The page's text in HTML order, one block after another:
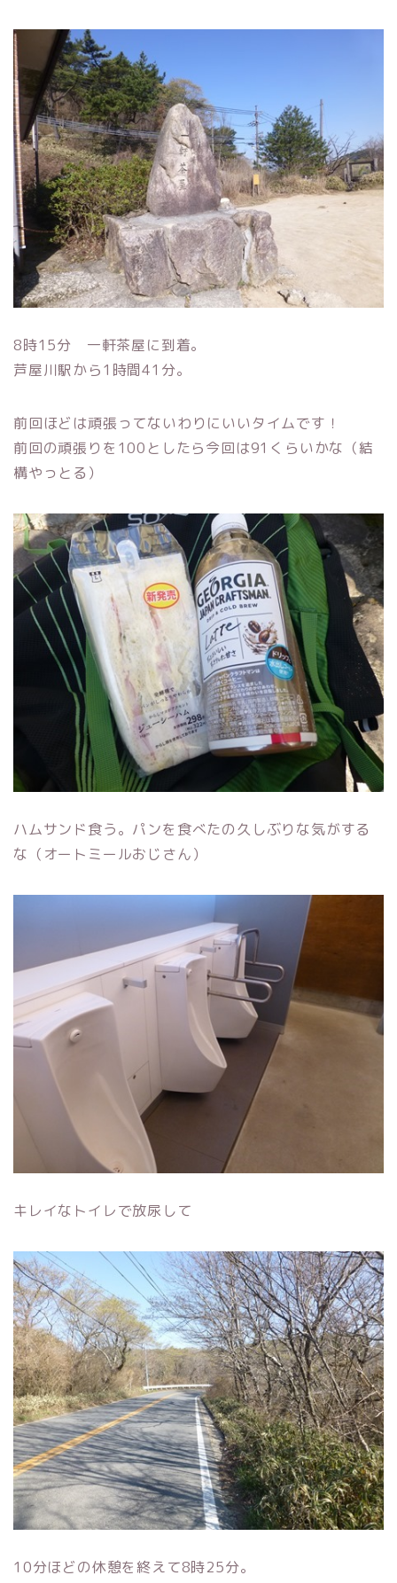
8時15分 一軒茶屋に到着。
芦屋川駅から1時間41分。
前回ほどは頑張ってないわりにいいタイムです！
前回の頑張りを100としたら今回は91くらいかな（結
構やっとる）
ハムサンド食う。パンを食べたの久しぶりな気がする
な（オートミールおじさん）
キレイなトイレで放尿して
10分ほどの休憩を終えて8時25分。